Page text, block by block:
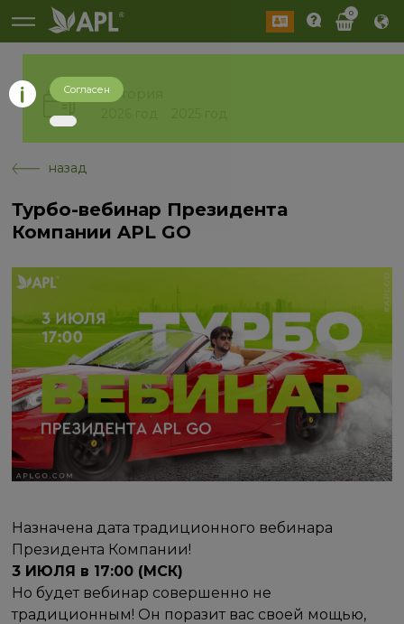
0
История
назад
Турбо-вебинар Президента
Компании APL GO
Назначена дата традиционного вебинара
Президента Компании!
3 ИЮЛЯ в 17:00 (МСК)
Но будет вебинар совершенно не
традиционным! Он поразит вас своей мощью,
Согласен